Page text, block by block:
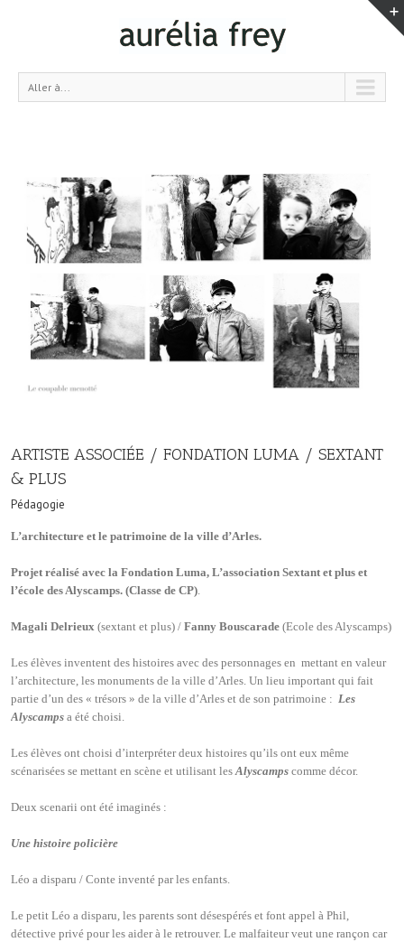
Aller à...
ARTISTE ASSOCIÉE / FONDATION LUMA / SEXTANT
& PLUS
Pédagogie
L’architecture et le patrimoine de la ville d’Arles.
Projet réalisé avec la Fondation Luma, L’association Sextant et plus et
l’école des Alyscamps. (Classe de CP).
Magali Delrieux (sextant et plus) / Fanny Bouscarade (Ecole des Alyscamps)
Les élèves inventent des histoires avec des personnages en mettant en valeur
l’architecture, les monuments de la ville d’Arles. Un lieu important qui fait
partie d’un des « trésors » de la ville d’Arles et de son patrimoine : Les
Alyscamps a été choisi.
Les élèves ont choisi d’interpréter deux histoires qu’ils ont eux même
scénarisées se mettant en scène et utilisant lesAlyscamps comme décor.
Deux scenarii ont été imaginés :
Une histoire policière
Léo a disparu / Conte inventé par les enfants.
Le petit Léo a disparu, les parents sont désespérés et font appel à Phil,
détective privé pour les aider à le retrouver. Le malfaiteur veut une rançon car